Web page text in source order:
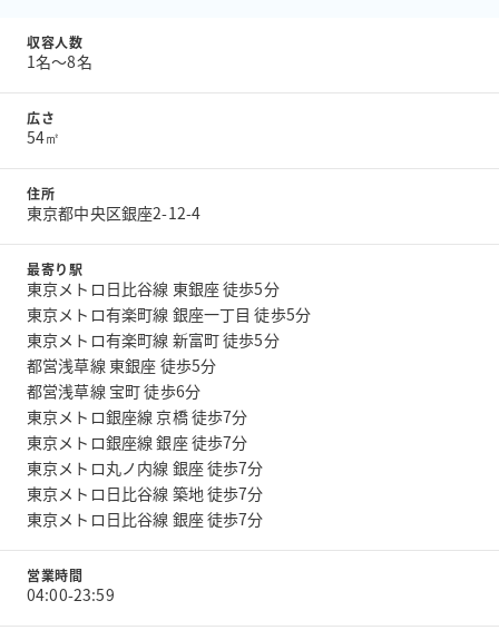
収容人数
1名〜8名
広さ
54㎡
住所
東京都中央区銀座2-12-4
最寄り駅
東京メトロ日比谷線 東銀座 徒歩5分
東京メトロ有楽町線 銀座一丁目 徒歩5分
東京メトロ有楽町線 新富町 徒歩5分
都営浅草線 東銀座 徒歩5分
都営浅草線 宝町 徒歩6分
東京メトロ銀座線 京橋 徒歩7分
東京メトロ銀座線 銀座 徒歩7分
東京メトロ丸ノ内線 銀座 徒歩7分
東京メトロ日比谷線 築地 徒歩7分
東京メトロ日比谷線 銀座 徒歩7分
営業時間
04:00-23:59